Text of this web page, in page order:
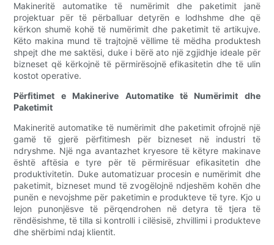
Makineritë automatike të numërimit dhe paketimit janë
projektuar për të përballuar detyrën e lodhshme dhe që
kërkon shumë kohë të numërimit dhe paketimit të artikujve.
Këto makina mund të trajtojnë vëllime të mëdha produktesh
shpejt dhe me saktësi, duke i bërë ato një zgjidhje ideale për
bizneset që kërkojnë të përmirësojnë efikasitetin dhe të ulin
kostot operative.
Përfitimet e Makinerive Automatike të Numërimit dhe
Paketimit
Makineritë automatike të numërimit dhe paketimit ofrojnë një
gamë të gjerë përfitimesh për bizneset në industri të
ndryshme. Një nga avantazhet kryesore të këtyre makinave
është aftësia e tyre për të përmirësuar efikasitetin dhe
produktivitetin. Duke automatizuar procesin e numërimit dhe
paketimit, bizneset mund të zvogëlojnë ndjeshëm kohën dhe
punën e nevojshme për paketimin e produkteve të tyre. Kjo u
lejon punonjësve të përqendrohen në detyra të tjera të
rëndësishme, të tilla si kontrolli i cilësisë, zhvillimi i produkteve
dhe shërbimi ndaj klientit.